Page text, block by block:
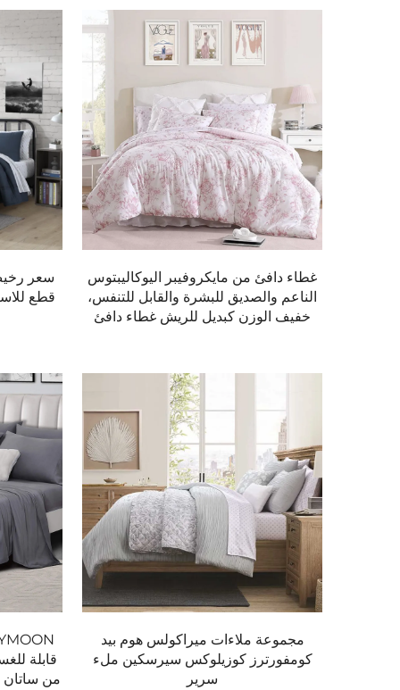
- أسرّة تنظّم درجة الحرارة لراحة طوال الفصول.
- أقمشة مضادة للبكتيريا وطرية لضمان نوم صحي.
- أصباغ صديقة للبيئة ومواد معتمدة من OEKO-TEX® لحلول نوم آمنة ومستدامة.
4. إمكانيات التخصيص والإمداد بكميات كبيرة
- تخصيص جماعي للفنادق والمنتجعات والتجار الجملة.
- خدمات تصنيع المعدات الأصلية (OEM)/التصنيع حسب التصميم (ODM) بتصميمات وأحجام وتعبئة مرنة.
- أسعار تنافسية مباشرة من المصنع مع شحن سريع
مجموعة منتجات مراتب HENIEMO
- ملاءات مطاطية، مسطحة، وأغطية وسائد بعداد خيوط يتراوح
- أقمشة من الساتان، والبيركال، والجرازي لتناسب
- جيوب عميقة لتتناسب مع المراتب التي يصل سمكها إلى 18
2. البطانيات
- خفيفة الوزن ولكن دافئة - محشوة ببديل الريش، أو
- تصميم خياطة على شكل صندوق لمنع التكتل وتوزيع
- خيارات مقاومة للحساسية متوفرة.
3. أغطية الوسائد
- تصاميم أنيقة - ألوان داكنة، ونقوش، وتطريز.
غطاء دافئ من مايكروفيبر اليوكاليبتوس
الناعم والصديق للبشرة والقابل للتنفس،
خفيف الوزن كبديل للريش غطاء دافئ
قطع
مجموعة ملاءات ميراكولس هوم بيد
كومفورترز كوزيلوكس سيرسكين ملء
سرير